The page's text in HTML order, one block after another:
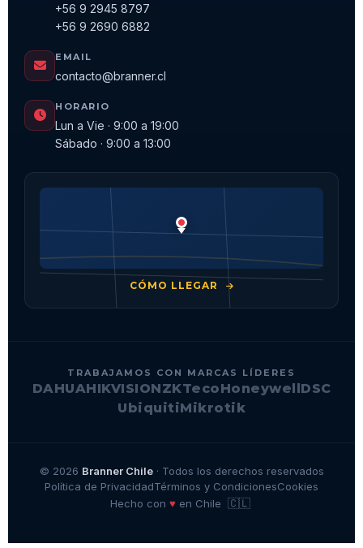
+56 9 2945 8797
+56 9 2690 6882
EMAIL
contacto@branner.cl
HORARIO
Lun a Vie · 9:00 a 19:00
Sábado · 9:00 a 13:00
CÓMO LLEGAR
TRABAJAMOS CON MARCAS LÍDERES
DAHUAHIKVISIONZKTecoHoneywellDSC
UbiquitiMikrotik
© 2026 Branner Chile· Todos los derechos reservados
Política de PrivacidadTérminos y CondicionesCookies
Hecho con ♥en Chile 🇨🇱